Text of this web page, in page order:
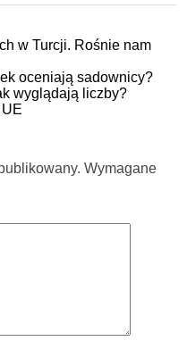
w Turcji. Rośnie nam
oceniają sadownicy?
wyglądają liczby?
Wymagane